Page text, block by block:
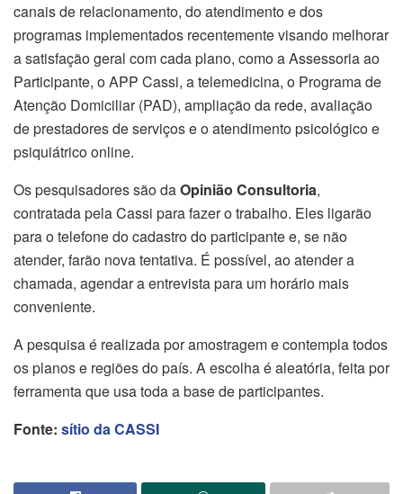
canais de relacionamento, do atendimento e dos
programas implementados recentemente visando melhorar
a satisfação geral com cada plano, como a Assessoria ao
Participante, o APP Cassi, a telemedicina, o Programa de
Atenção Domiciliar (PAD), ampliação da rede, avaliação
de prestadores de serviços e o atendimento psicológico e
psiquiátrico online.
Os pesquisadores são daOpinião Consultoria,
contratada pela Cassi para fazer o trabalho. Eles ligarão
para o telefone do cadastro do participante e, se não
atender, farão nova tentativa. É possível, ao atender a
chamada, agendar a entrevista para um horário mais
conveniente.
A pesquisa é realizada por amostragem e contempla todos
os planos e regiões do país. A escolha é aleatória, feita por
ferramenta que usa toda a base de participantes.
Fonte: sítio da CASSI